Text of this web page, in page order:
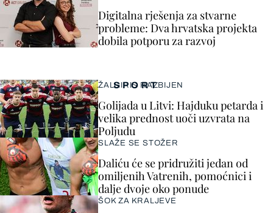
SPORT
ŽALGIRIS RAZBIJEN
Golijada u Litvi: Hajduku petarda i
velika prednost uoči uzvrata na
Poljudu
SLAŽE SE STOŽER
Daliću će se pridružiti jedan od
omiljenih Vatrenih, pomoćnici i
dalje dvoje oko ponude
ŠOK ZA KRALJEVE
Digitalna rješenja za stvarne
probleme: Dva hrvatska projekta
dobila potporu za razvoj